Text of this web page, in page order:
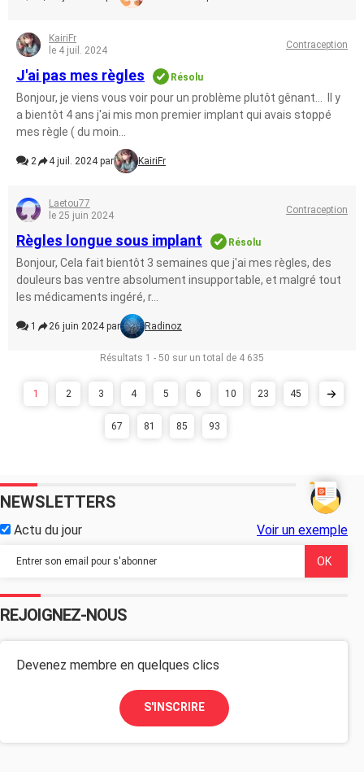
KairiFr
le 4 juil. 2024
Contraception
J'ai pas mes règles Résolu
Bonjour, je viens vous voir pour un problème plutôt gênant... Il y
a bientôt 4 ans j'ai mis mon premier implant qui avais stoppé
mes règle ( du moin...
2 4 juil. 2024 par KairiFr
Laetou77
le 25 juin 2024
Contraception
Règles longue sous implant Résolu
Bonjour, Cela fait bientôt 3 semaines que j'ai mes règles, des
douleurs bas ventre absolument insupportable, et malgré tout
les médicaments ingéré, r...
1 26 juin 2024 par Radinoz
Résultats 1 - 50 sur un total de 4 635
1 2 3 4 5 6 10 23 45
67 81 85 93
NEWSLETTERS
Actu du jour Voir un exemple
REJOIGNEZ-NOUS
Devenez membre en quelques clics
S'INSCRIRE